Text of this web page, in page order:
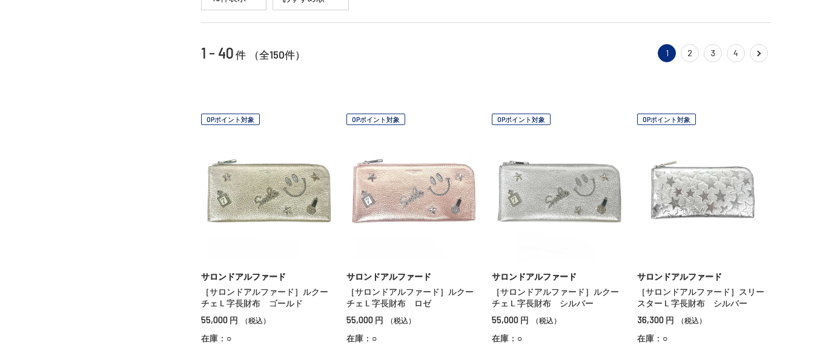
1 - 40 件 （全150件） 1 2 3 4
OPポイント対象
サロンドアルファード
［サロンドアルファード］ルクー
チェＬ字長財布 ゴールド
55,000 円 （税込）
在庫：○
OPポイント対象
サロンドアルファード
［サロンドアルファード］ルクー
チェＬ字長財布 ロゼ
55,000 円 （税込）
在庫：○
OPポイント対象
サロンドアルファード
［サロンドアルファード］ルクー
チェＬ字長財布 シルバー
55,000 円 （税込）
在庫：○
OPポイント対象
サロンドアルファード
［サロンドアルファード］スリー
スターＬ字長財布 シルバー
36,300 円 （税込）
在庫：○